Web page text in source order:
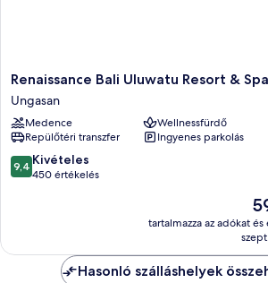
Renaissance
Bali
Uluwatu
Resort
&
Spa
Ungasan
Renaissance Bali Uluwatu Resort & Spa
Ungasan
Medence
Wellnessfürdő
Repülőtéri transzfer
Ingyenes parkolás
9.4
ennyiből:
9,4 Kivételes
450 értékelés
Az
ár
tartalmazza az adókat
Hasonló szálláshelyek